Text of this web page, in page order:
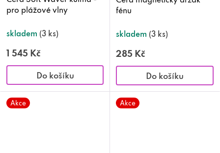
pro plážové vlny
skladem (3 ks)
1 545 Kč
Do košíku
fénu
skladem (3 ks)
285 Kč
Do košíku
Akce Akce